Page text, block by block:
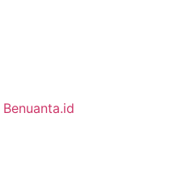
Benuanta.id